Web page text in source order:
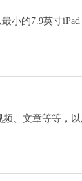
小的7.9英寸
、文章等等，